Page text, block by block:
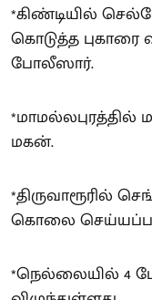
*கிண்டியில்
கொடுத்த புகாரை
போலீஸார்.
மகன்.
*திருவாரூரில்
கொலை
*நெல்லையில் 4